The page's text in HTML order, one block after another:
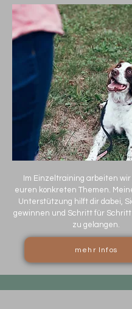
Im Einzeltraining arbeiten
euren konkreten Themen.
Unterstützung hilft dir dabei,
gewinnen und Schritt für Schritt
zu gelangen.
mehr Infos